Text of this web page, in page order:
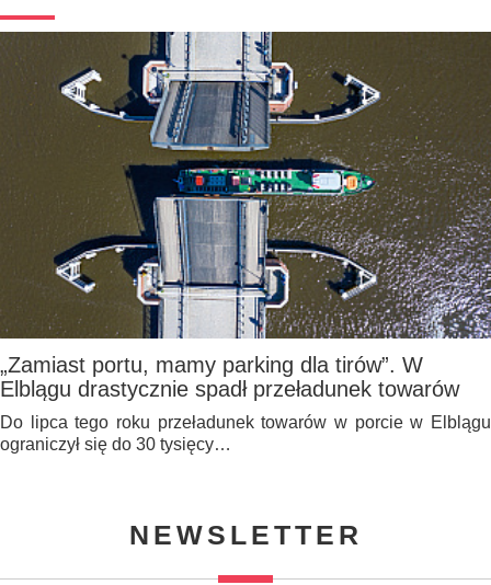
„Zamiast portu, mamy parking dla tirów”. W
Elblągu drastycznie spadł przeładunek towarów
Do lipca tego roku przeładunek towarów w porcie w Elblągu
ograniczył się do 30 tysięcy…
NEWSLETTER